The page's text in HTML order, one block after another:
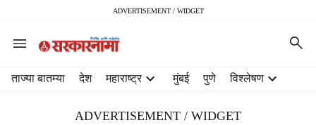
ADVERTISEMENT / WIDGET
ताज्या बातम्या देश महाराष्ट्र मुंबई पुणे विश्लेषण
ADVERTISEMENT / WIDGET